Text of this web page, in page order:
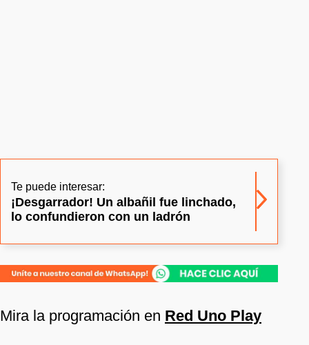
Te puede interesar:
¡Desgarrador! Un albañil fue linchado,
lo confundieron con un ladrón
Mira la programación en Red Uno Play